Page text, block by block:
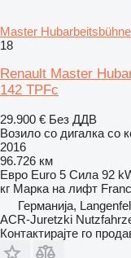
Master
18
Renault Master
142 TPFc
29.900 € Без ДДВ
Возило со дигалка со
2016
96.726 км
Евро Euro 5 Сила 92
кг Марка на лифт
Германија,
ACR-Juretzki
Контактирајте го